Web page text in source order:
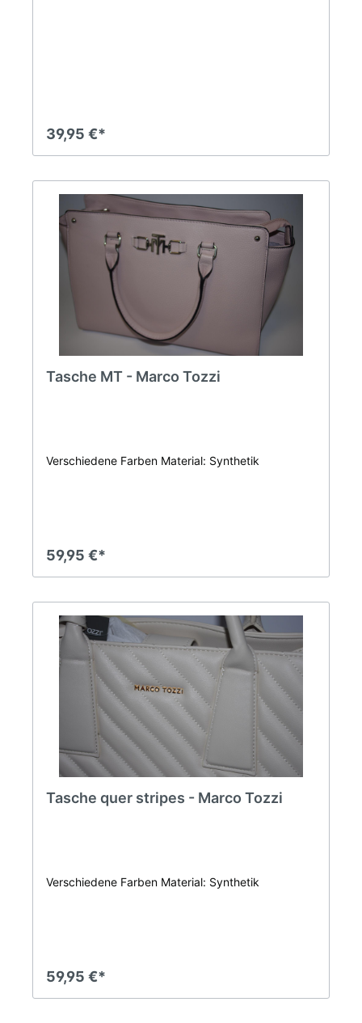
39,95 €*
Tasche MT - Marco Tozzi
Verschiedene Farben Material: Synthetik
59,95 €*
Tasche quer stripes - Marco Tozzi
Verschiedene Farben Material: Synthetik
59,95 €*